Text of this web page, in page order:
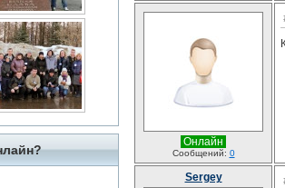
Онлайн
Сообщений: 0
Sergey